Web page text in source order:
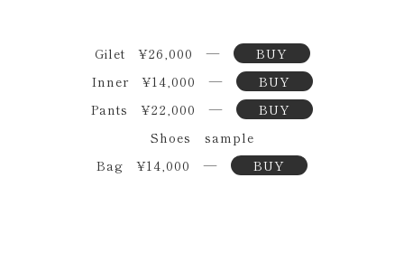
Gilet ¥26,000 ―
BUY
Inner ¥14,000 ―
BUY
Pants ¥22,000 ―
BUY
Shoes sample
Bag ¥14,000 ―
BUY